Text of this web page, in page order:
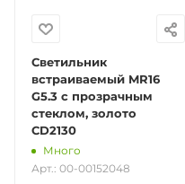
Светильник
встраиваемый MR16
G5.3 с прозрачным
стеклом, золото
CD2130
Много
Арт.: 00-00152048